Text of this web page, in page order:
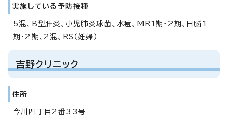
実施している予防接種
5混、B型肝炎、小児肺炎球菌、水痘、MR1期・2期、日脳1
期・2期、2混、RS（妊婦）
吉野クリニック
住所
今川四丁目2番33号